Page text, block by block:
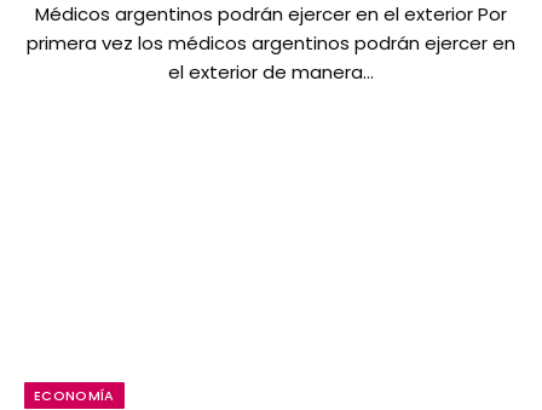
Médicos argentinos podrán ejercer en el exterior Por
primera vez los médicos argentinos podrán ejercer en
el exterior de manera…
ECONOMÍA